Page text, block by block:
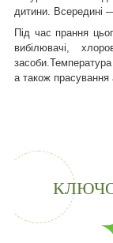
дитини. Всередині
Під час прання
вибілювачі,
засоби.
а також прасування